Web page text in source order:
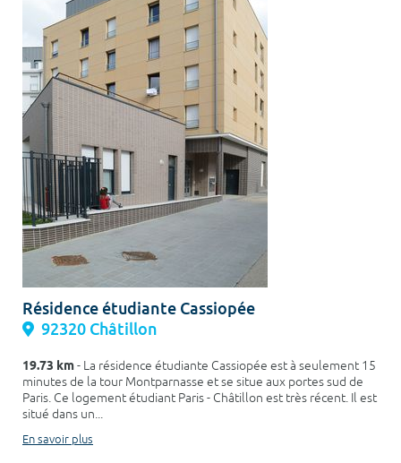
Résidence étudiante Cassiopée
92320 Châtillon
19.73 km- La résidence étudiante Cassiopée est à seulement 15
minutes de la tour Montparnasse et se situe aux portes sud de
Paris. Ce logement étudiant Paris - Châtillon est très récent. Il est
situé dans un...
En savoir plus